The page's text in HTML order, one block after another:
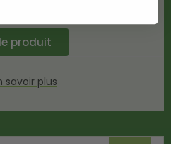
produit
savoir plus